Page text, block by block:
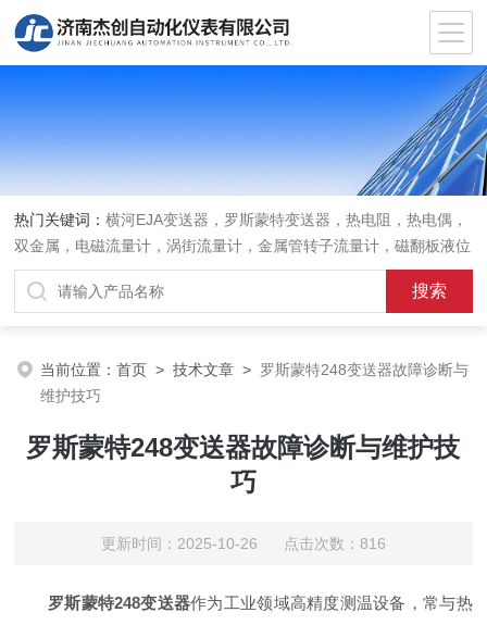
热门关键词：横河EJA变送器，罗斯蒙特变送器，热电阻，热电偶，
双金属，电磁流量计，涡街流量计，金属管转子流量计，磁翻板液位
计，超声波液位计
当前位置：首页 >技术文章 > 罗斯蒙特248变送器故障诊断与
维护技巧
罗斯蒙特248变送器故障诊断与维护技
巧
更新时间：2025-10-26 点击次数：816
罗斯蒙特248变送器作为工业领域高精度测温设备，常与热